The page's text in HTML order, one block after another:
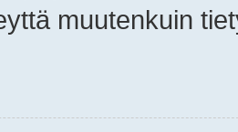
muutenkuin